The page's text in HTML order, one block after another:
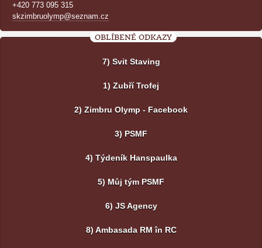
+420 773 095 315
skzimbruolymp@seznam.cz
OBLÍBENÉ ODKAZY
7) Svit Staving
1) Zubří Trofej
2) Zimbru Olymp - Facebook
3) PSMF
4) Týdeník Hanspaulka
5) Můj tým PSMF
6) JS Agency
8) Ambasada RM în RC